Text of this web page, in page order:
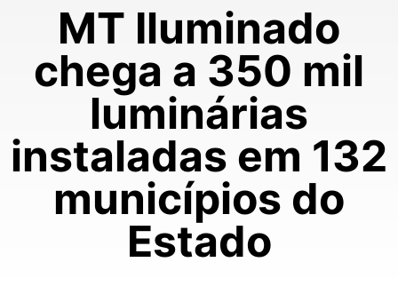
MT Iluminado
chega a 350 mil
luminárias
instaladas em 132
municípios do
Estado